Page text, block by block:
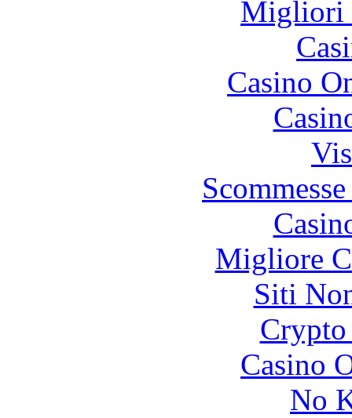
Migliori
Casino
Migliore
Siti
Casino
No